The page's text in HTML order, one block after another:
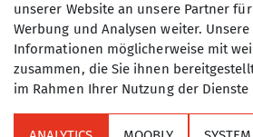
7
unserer Website an unsere Partner
Werbung und Analysen weiter.
Informationen möglicherweise mit
zusammen, die Sie ihnen
im Rahmen Ihrer Nutzung der